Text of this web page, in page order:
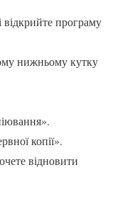
програму
нижньому кутку
копії».
відновити